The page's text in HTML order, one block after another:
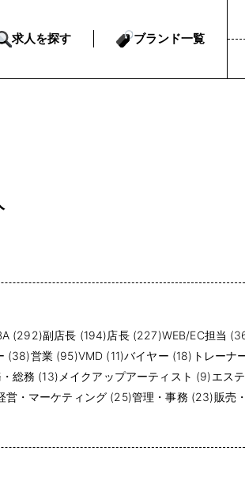
求人を探す ブランド一覧
(292)副店長 (194)店長 (227)WEB/EC担当
(38)営業 (95)VMD (11)バイヤー (18) トレーナ
総務 (13) メイクアップアーティスト (9)エス
営・マーケティング (25)管理・事務 (23)販売